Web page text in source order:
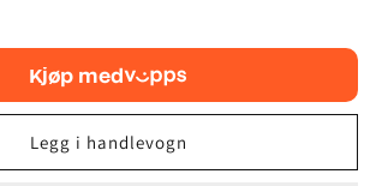
Line
MD1
Kjøp med
Legg i handlevogn